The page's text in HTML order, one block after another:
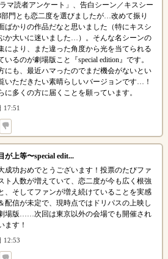
マ読者アンケート」、告白シーン／キスシー
門とも恋二度を選びましたが…改めて振り
ばかりの作品だなと思いました（特にキスシ
か大いに迷いました…）。そんな名シーンの
により、また違った角度から光を当てられる
るのが劇場版こと『special edition』です。
にも、最近ハマったのでまだ機会がないとい
いただきたい素晴らしいバージョンです…！
に多くの方に届くことを願っています。
17:51
が上等〜special edit...
成功おめでとうございます！投票のたびファ
ト人数が増えていて、恋二度が今も広く根強
、そしてファンが増え続けていることを実感
配信が未定で、現時点ではドリパスの上映し
場版……次回は東京以外の会場でも開催され
ます！
12:53